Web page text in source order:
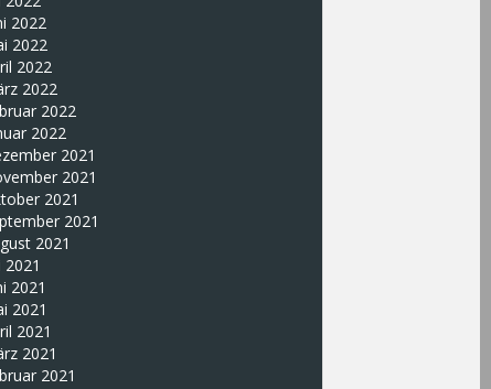
2022
2022
2022
2022
2022
2022
2021
2021
2021
2021
2021
2021
2021
2021
2021
2021
2021